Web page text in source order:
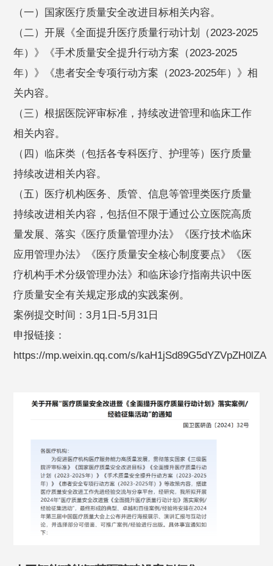
（一）国家医疗质量安全改进目标相关内容。
（二）开展《全面提升医疗质量行动计划（2023-2025
年）》《手术质量安全提升行动方案（2023-2025
年）》《患者安全专项行动方案（2023-2025年）》相
关内容。
（三）根据医院评审标准，持续改进管理和临床工作
相关内容。
（四）临床类（包括各专科医疗、护理等）医疗质量
持续改进相关内容。
（五）医疗机构医务、质管、信息等管理类医疗质量
持续改进相关内容，包括但不限于通过公立医院高质
量发展、落实《医疗质量管理办法》《医疗技术临床
应用管理办法》《医疗质量安全核心制度要点》《医
疗机构手术分级管理办法》和临床诊疗指南共识中医
疗质量安全有关规定形成的实践案例。
案例提交时间：3月1日-5月31日
申报链接：
https://mp.weixin.qq.com/s/kaH1jSd89G5dYZVpZH0lZA